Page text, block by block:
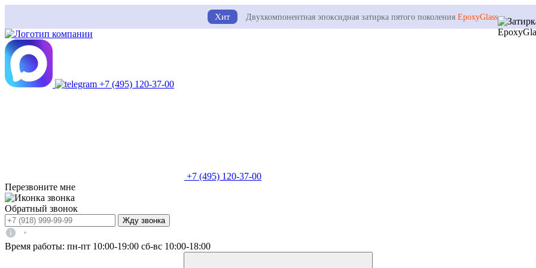
Хит Двухкомпонентная эпоксидная затирка пятого поколения EpoxyGlass
+7 (495) 120-37-00
+7 (495) 120-37-00
Перезвоните мне
Обратный звонок
Жду звонка
Время работы: пн-пт 10:00-19:00 сб-вс 10:00-18:00